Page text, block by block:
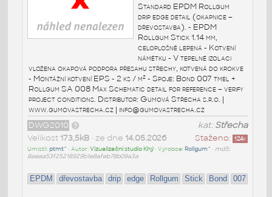
Standard EPDM Rollgum
drip edge detail (okapnice –
dřevostavba). - EPDM
Rollgum Stick 1.14 mm,
celoplošně lepená - Kotvení
námětku - V tepelné izolaci
vložena okapová podpora přesahu střechy, kotvená do krokve
- Montážní kotvení EPS - 2 ks / m² - Spoje: Bond 007 tmel +
Rollgum SA 008 Max Schematic detail for reference – verify
project conditions. Distributor: Gumová Střecha s.r.o. |
www.gumovastrecha.cz | info@gumovastrecha.cz
kat:Střecha
DWG2010
Staženo: 124x
Velikost 173,5kB• ze dne 14.05.2026
Umístil:ptmt^ • Autor:Vizualizační studio Khý• Výrobce: Rollgum^ • md5:
8aeaa53f25218929b1e8afeb78b09a3a
EPDM dřevostavba drip edge Rollgum Stick Bond 007